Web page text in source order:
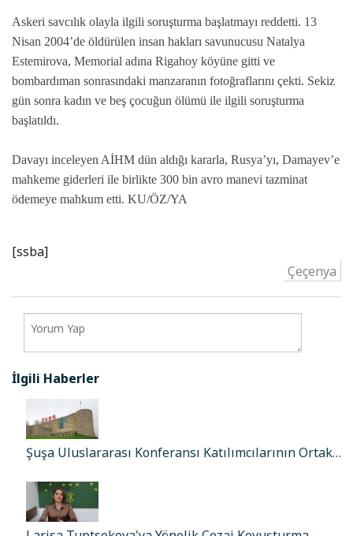
Askeri savcılık olayla ilgili soruşturma başlatmayı reddetti. 13
Nisan 2004’de öldürülen insan hakları savunucusu Natalya
Estemirova, Memorial adına Rigahoy köyüne gitti ve
bombardıman sonrasındaki manzaranın fotoğraflarını çekti. Sekiz
gün sonra kadın ve beş çocuğun ölümü ile ilgili soruşturma
başlatıldı.
Davayı inceleyen AİHM dün aldığı kararla, Rusya’yı, Damayev’e
mahkeme giderleri ile birlikte 300 bin avro manevi tazminat
ödemeye mahkum etti. KU/ÖZ/YA
[ssba]
Çeçenya
İlgili Haberler
Şuşa Uluslararası Konferansı Katılımcılarının Ortak…